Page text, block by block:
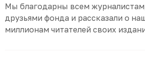
Мы благодарны всем
друзьями фонда и рассказали о
миллионам читателей своих